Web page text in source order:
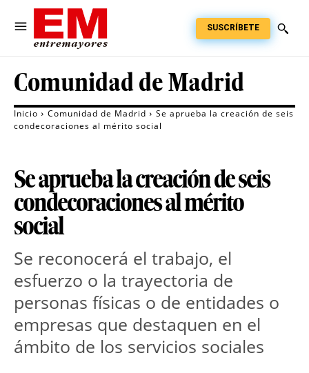
SUSCRÍBETE
Comunidad de Madrid
Inicio Comunidad de Madrid
Se aprueba la creación de seis
condecoraciones al mérito social
Se aprueba la creación de seis
condecoraciones al mérito
social
Se reconocerá el trabajo, el
esfuerzo o la trayectoria de
personas físicas o de entidades o
empresas que destaquen en el
ámbito de los servicios sociales